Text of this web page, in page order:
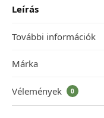
Leírás
További információk
Márka
Vélemények 0